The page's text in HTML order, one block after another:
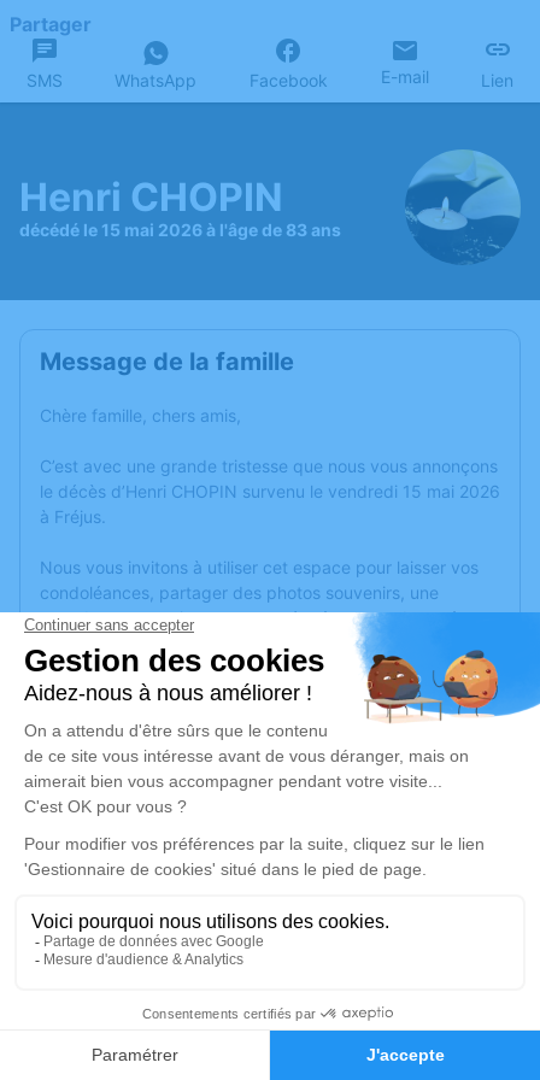
Faire-part Hommages
Partager
SMS WhatsApp Facebook E-mail Lien
Henri CHOPIN
décédé le 15 mai 2026 à l'âge de 83 ans
Message de la famille
Chère famille, chers amis,
C’est avec une grande tristesse que nous vous annonçons
le décès d’Henri CHOPIN survenu le vendredi 15 mai 2026
à Fréjus.
Nous vous invitons à utiliser cet espace pour laisser vos
condoléances, partager des photos souvenirs, une
anecdote ou exprimer vos pensées à travers des poèmes
ou des textes. Cet endroit est un lieu d'expression dédié à
honorer la mémoire d’Henri CHOPIN.
Un service de plantation d’arbre hommage estdisponible
jeudi 28 mai 2026 à 15h00
Église Saint Pierre et Saint Paul de
Roquebrune-sur-Argens
83520 Roquebrune-sur-Argens